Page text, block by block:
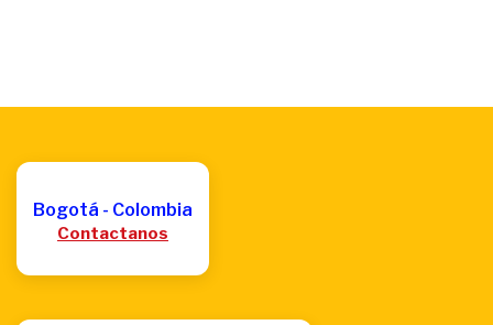
Bogotá - Colombia
Contactanos